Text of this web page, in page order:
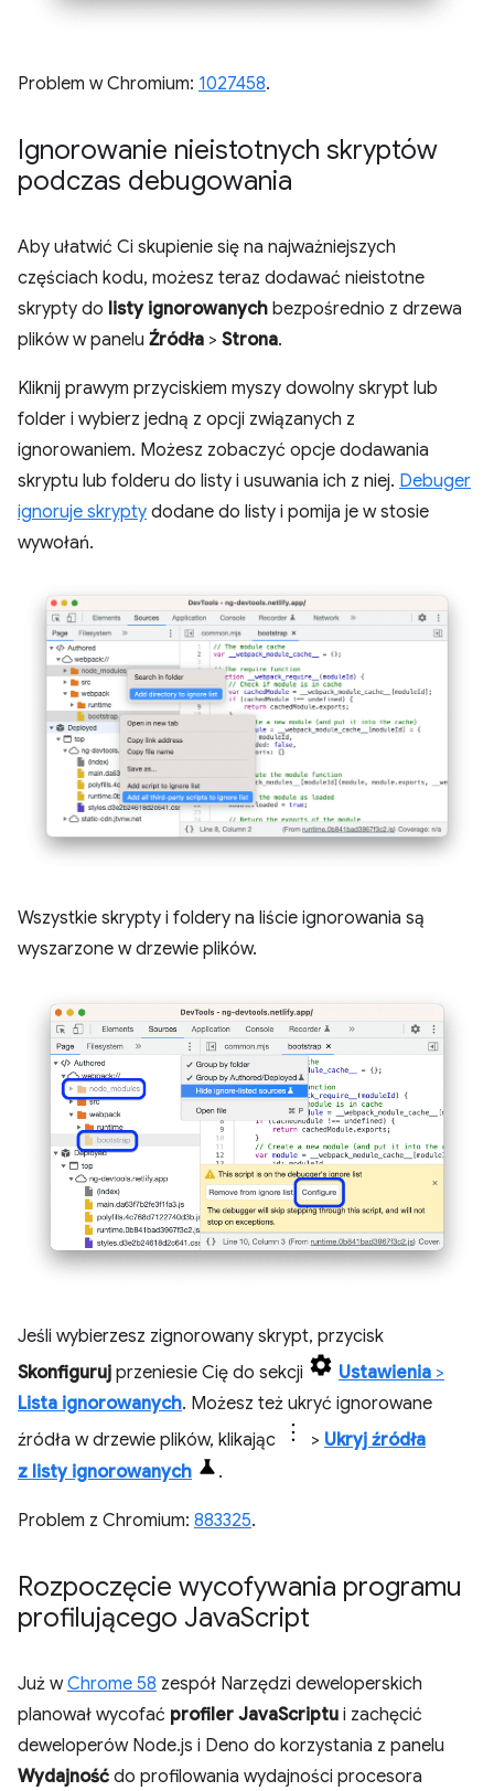
Problem w Chromium: 1027458.
Ignorowanie nieistotnych skryptów
podczas debugowania
Aby ułatwić Ci skupienie się na najważniejszych
częściach kodu, możesz teraz dodawać nieistotne
skrypty do listy ignorowanych bezpośrednio z drzewa
plików w panelu Źródła > Strona.
Kliknij prawym przyciskiem myszy dowolny skrypt lub
folder i wybierz jedną z opcji związanych z
ignorowaniem. Możesz zobaczyć opcje dodawania
skryptu lub folderu do listy i usuwania ich z niej. Debuger
ignoruje skrypty dodane do listy i pomija je w stosie
wywołań.
Wszystkie skrypty i foldery na liście ignorowania są
wyszarzone w drzewie plików.
Jeśli wybierzesz zignorowany skrypt, przycisk
Skonfiguruj przeniesie Cię do sekcji Ustawienia >
Lista ignorowanych. Możesz też ukryć ignorowane
źródła w drzewie plików, klikając
> Ukryj źródła
z listy ignorowanych
.
Problem z Chromium: 883325.
Rozpoczęcie wycofywania programu
profilującego JavaScript
Już wChrome 58 zespół Narzędzi deweloperskich
planował wycofać profiler JavaScriptu i zachęcić
deweloperów Node.js i Deno do korzystania z panelu
Wydajność do profilowania wydajności procesora